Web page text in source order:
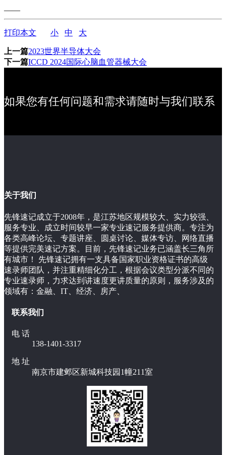
——
打印本文 小 中 大
上一篇2023世界半导体大会
下一篇ICCD 2024国际心脑血管器械大会
如果您有任何问题和需求请随时与我们联系
关于我们
先锋速记成立于2008年，是江苏地区规模较大、实力较强、
服务专业、成立时间较早一家专业速记服务提供商。专注为
各类高峰论坛、专题讲座、圆桌讨论、媒体专访、网络直播
等提供完美速记方案。目前，先锋速记业务已涵盖长三角所
有城市！ 先锋速记拥有一支具备国家职业资格证书的高级
速录师团队，并注重精细化分工，根据会议类型分派不同的
专业速录师，力求达到讲速度更讲质量的原则，服务涉及的
领域有：金融、IT、经济、房产、
联系我们
电 话
138-1401-3317
地 址
南京市建邺区新城科技园1幢211室